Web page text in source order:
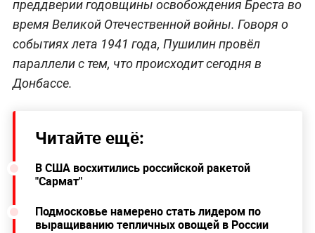
преддверии годовщины освобождения Бреста во
время Великой Отечественной войны. Говоря о
событиях лета 1941 года, Пушилин провёл
параллели с тем, что происходит сегодня в
Донбассе.
Читайте ещё:
В США восхитились российской ракетой
"Сармат"
Подмосковье намерено стать лидером по
выращиванию тепличных овощей в России